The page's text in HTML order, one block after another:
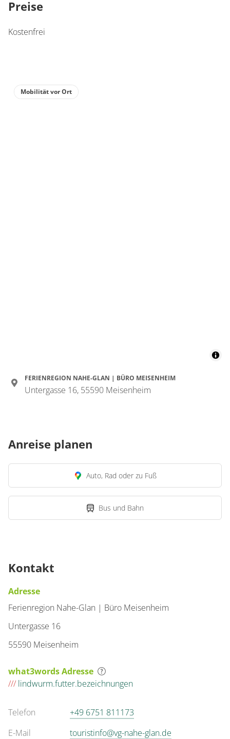
Preise
Kostenfrei
Mobilität vor Ort
FERIENREGION NAHE-GLAN | BÜRO MEISENHEIM
Untergasse 16, 55590 Meisenheim
Anreise planen
Auto, Rad oder zu Fuß
Bus und Bahn
Kontakt
Adresse
Ferienregion Nahe-Glan | Büro Meisenheim
Untergasse 16
55590 Meisenheim
what3words Adresse
/// lindwurm.futter.bezeichnungen
Telefon
+49 6751 811173
E-Mail
touristinfo@vg-nahe-glan.de